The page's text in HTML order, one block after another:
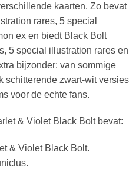
kaarten. Zo bevat
rares, 5 special
ex en biedt Black Bolt
5 special illustration rares en
bijzonder: van sommige
schitterende zwart-wit versies
voor de echte fans.
& Violet Black Bolt bevat:
& Violet Black Bolt.